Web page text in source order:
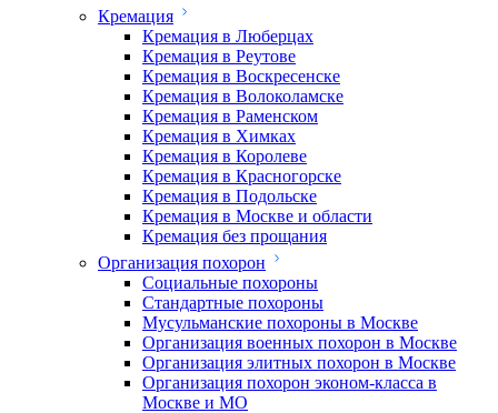
Кремация
Кремация в Люберцах
Кремация в Реутове
Кремация в Воскресенске
Кремация в Волоколамске
Кремация в Раменском
Кремация в Химках
Кремация в Королеве
Кремация в Красногорске
Кремация в Подольске
Кремация в Москве и области
Кремация без прощания
Организация похорон
Социальные похороны
Стандартные похороны
Мусульманские похороны в Москве
Организация военных похорон в Москве
Организация элитных похорон в Москве
Организация похорон эконом-класса в
Москве и МО